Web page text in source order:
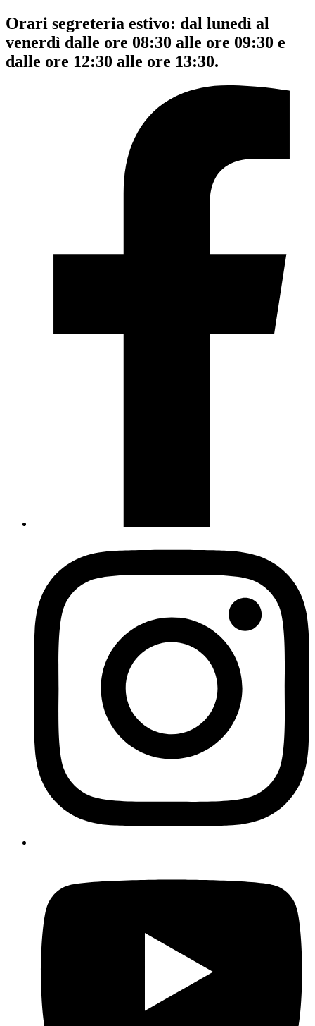
Orari segreteria estivo: dal lunedì al
venerdì dalle ore 08:30 alle ore 09:30 e
dalle ore 12:30 alle ore 13:30.